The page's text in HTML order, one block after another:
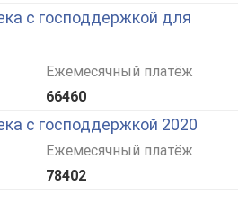
с господдержкой для
Ежемесячный платёж
66460
с господдержкой 2020
Ежемесячный платёж
78402